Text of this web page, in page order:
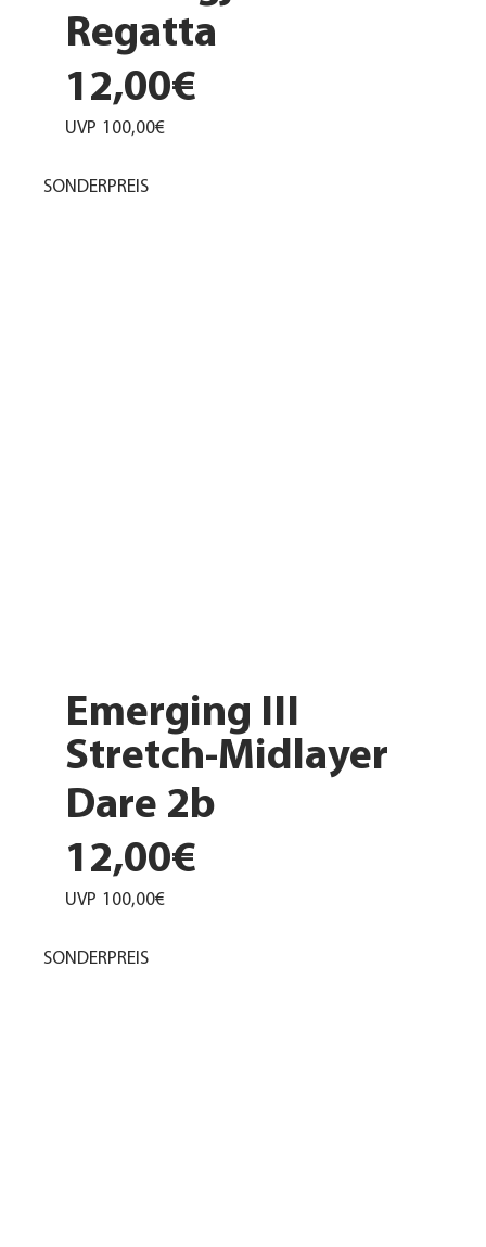
Regatta
12,00€
UVP 100,00€
Emerging III
Stretch-Midlayer
Dare 2b
12,00€
UVP 100,00€
SONDERPREIS
SONDERPREIS